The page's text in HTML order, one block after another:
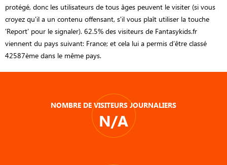
protégé, donc les utilisateurs de tous âges peuvent le visiter (si vous
croyez qu'il a un contenu offensant, s'il vous plaît utiliser la touche
'Report' pour le signaler). 62.5% des visiteurs de Fantasykids.fr
viennent du pays suivant: France; et cela lui a permis d’être classé
42587ème dans le même pays.
NOMBRE DE VISITEURS JOURNALIERS
N/A